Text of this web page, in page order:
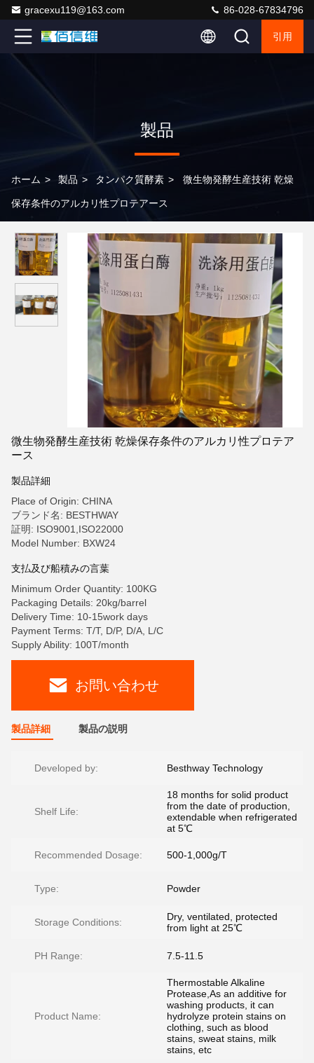
gracexu119@163.com 86-028-67834796
引用
製品
ホーム > 製品 > タンパク質酵素 > 微生物発酵生産技術 乾燥
保存条件のアルカリ性プロテアース
微生物発酵生産技術 乾燥保存条件のアルカリ性プロテア
ース
製品詳細
Place of Origin: CHINA
ブランド名: BESTHWAY
証明: ISO9001,ISO22000
Model Number: BXW24
支払及び船積みの言葉
Minimum Order Quantity: 100KG
Packaging Details: 20kg/barrel
Delivery Time: 10-15work days
Payment Terms: T/T, D/P, D/A, L/C
Supply Ability: 100T/month
お問い合わせ
製品詳細 製品の説明
Developed by: Besthway Technology
Shelf Life:
18 months for solid product
from the date of production,
extendable when refrigerated
at 5℃
Recommended Dosage: 500-1,000g/T
Type: Powder
Storage Conditions:
Dry, ventilated, protected
from light at 25℃
PH Range: 7.5-11.5
Product Name:
Thermostable Alkaline
Protease,As an additive for
washing products, it can
hydrolyze protein stains on
clothing, such as blood
stains, sweat stains, milk
stains, etc